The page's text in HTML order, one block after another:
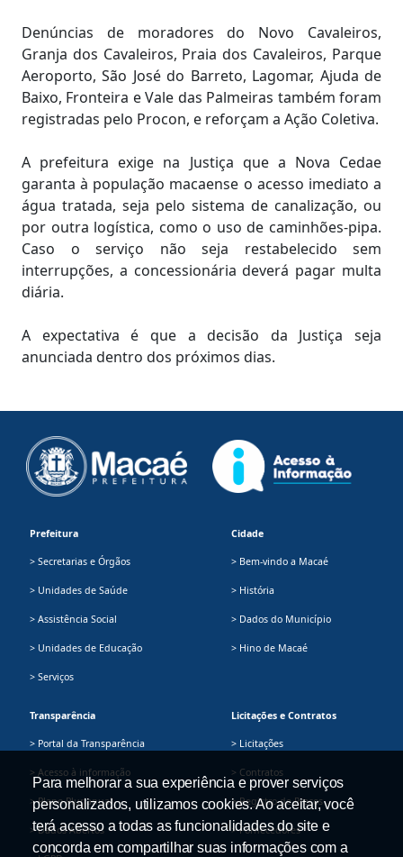
Denúncias de moradores do Novo Cavaleiros,
Granja dos Cavaleiros, Praia dos Cavaleiros, Parque
Aeroporto, São José do Barreto, Lagomar, Ajuda de
Baixo, Fronteira e Vale das Palmeiras também foram
registradas pelo Procon, e reforçam a Ação Coletiva.
A prefeitura exige na Justiça que a Nova Cedae
garanta à população macaense o acesso imediato a
água tratada, seja pelo sistema de canalização, ou
por outra logística, como o uso de caminhões-pipa.
Caso o serviço não seja restabelecido sem
interrupções, a concessionária deverá pagar multa
diária.
A expectativa é que a decisão da Justiça seja
anunciada dentro dos próximos dias.
Prefeitura
> Secretarias e Órgãos
> Unidades de Saúde
> Assistência Social
> Unidades de Educação
> Serviços
Cidade
> Bem-vindo a Macaé
> História
> Dados do Município
> Hino de Macaé
Transparência
> Portal da Transparência
> Acesso à informação
> Plano Plurianual
> Dados Abertos
Licitações e Contratos
> Licitações
> Contratos
> Registro de Preços
> Fornecedores
Para melhorar a sua experiência e prover serviços
personalizados, utilizamos cookies. Ao aceitar, você
terá acesso a todas as funcionalidades do site e
concorda em compartilhar suas informações com a